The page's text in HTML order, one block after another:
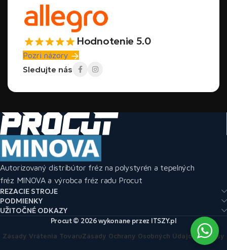
Hodnotenie 5.0
Pozri názory
Sledujte nás
Autorizovaný distribútor fréz na polystyrén a tepelných
fréz MINOVA a výrobca fréz radu Procut
REZACIE STROJE
PODMIENKY
UŽITOČNÉ ODKAZY
Procut © 2026 wykonane przez ITSZY.pl
Zásady Vrátenia TovaruZásady Ochrany Osobných Údajov Predpisy